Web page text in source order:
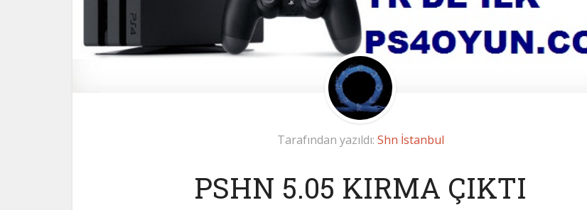
Tarafından yazıldı: Shn İstanbul
PSHN 5.05 KIRMA ÇIKTI